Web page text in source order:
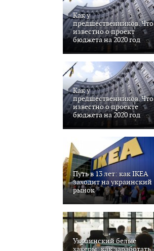
Как у
предшественников. Что
известно о проект
бюджета на 2020 год
Как у
предшественников. Что
известно о проекте
бюджета на 2020 год
Путь в 13 лет: как IKEA
заходит на украинский
рынок
Украинский белые
хакеры: как заработать